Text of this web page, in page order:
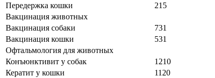
Передержка кошки
215
Вакцинация животных
Вакцинация собаки
731
Вакцинация кошки
531
Офтальмология для животных
Конъюнктивит у собак
1210
Кератит у кошки
1120